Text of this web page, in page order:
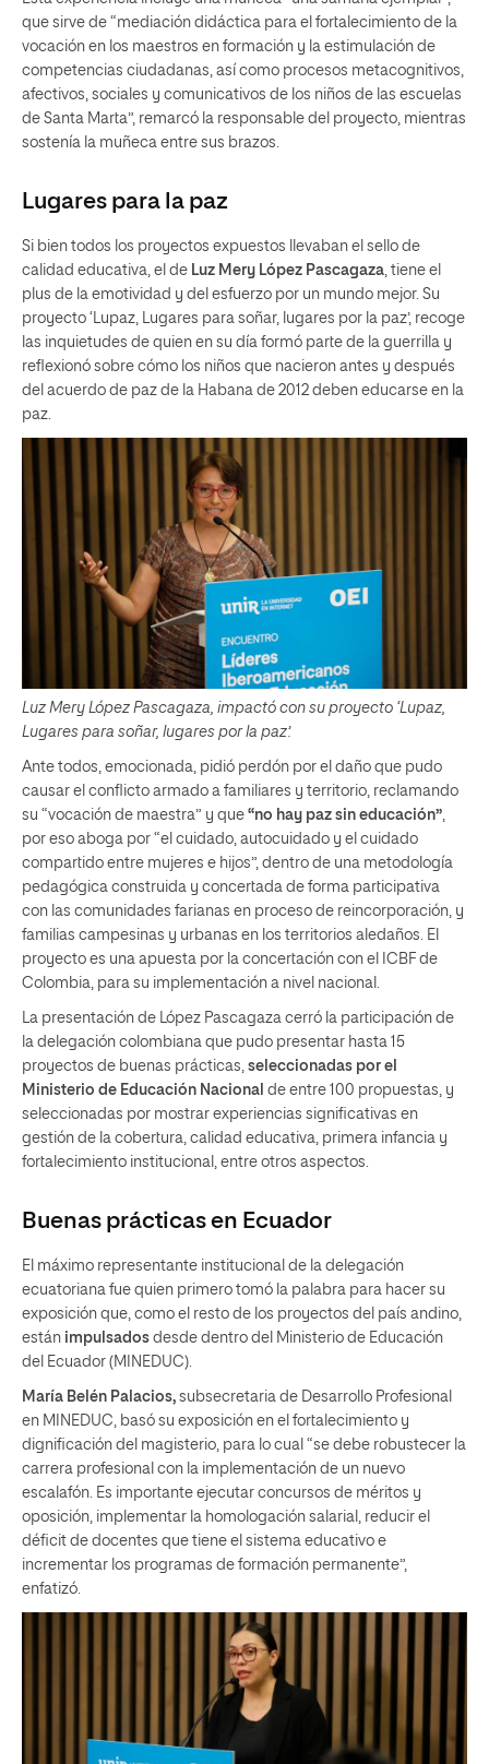
que sirve de “mediación didáctica para el fortalecimiento de la
vocación en los maestros en formación y la estimulación de
competencias ciudadanas, así como procesos metacognitivos,
afectivos, sociales y comunicativos de los niños de las escuelas
de Santa Marta”, remarcó la responsable del proyecto, mientras
sostenía la muñeca entre sus brazos.
Lugares para la paz
Si bien todos los proyectos expuestos llevaban el sello de
calidad educativa, el de Luz Mery López Pascagaza, tiene el
plus de la emotividad y del esfuerzo por un mundo mejor. Su
proyecto ‘Lupaz, Lugares para soñar, lugares por la paz’, recoge
las inquietudes de quien en su día formó parte de la guerrilla y
reflexionó sobre cómo los niños que nacieron antes y después
del acuerdo de paz de la Habana de 2012 deben educarse en la
paz.
Luz Mery López Pascagaza, impactó con su proyecto ‘Lupaz,
Lugares para soñar, lugares por la paz’.
Ante todos, emocionada, pidió perdón por el daño que pudo
causar el conflicto armado a familiares y territorio, reclamando
su “vocación de maestra” y que “no hay paz sin educación”
por eso aboga por “el cuidado, autocuidado y el cuidado
compartido entre mujeres e hijos”, dentro de una metodología
pedagógica construida y concertada de forma participativa
con las comunidades farianas en proceso de reincorporación, y
familias campesinas y urbanas en los territorios aledaños. El
proyecto es una apuesta por la concertación con el ICBF de
Colombia, para su implementación a nivel nacional.
La presentación de López Pascagaza cerró la participación de
la delegación colombiana que pudo presentar hasta 15
proyectos de buenas prácticas, seleccionadas por el
Ministerio de Educación Nacional de entre 100 propuestas, y
seleccionadas por mostrar experiencias significativas en
gestión de la cobertura, calidad educativa, primera infancia y
fortalecimiento institucional, entre otros aspectos.
Buenas prácticas en Ecuador
El máximo representante institucional de la delegación
ecuatoriana fue quien primero tomó la palabra para hacer su
exposición que, como el resto de los proyectos del país andino,
están impulsados desde dentro del Ministerio de Educación
del Ecuador (MINEDUC).
María Belén Palacios, subsecretaria de Desarrollo Profesional
en MINEDUC, basó su exposición en el fortalecimiento y
dignificación del magisterio, para lo cual “se debe robustecer la
carrera profesional con la implementación de un nuevo
escalafón. Es importante ejecutar concursos de méritos y
oposición, implementar la homologación salarial, reducir el
déficit de docentes que tiene el sistema educativo e
incrementar los programas de formación permanente”,
enfatizó.